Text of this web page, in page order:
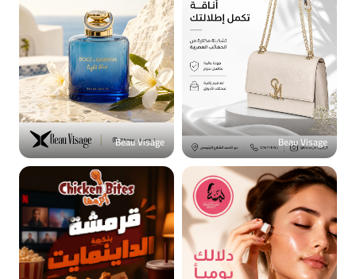
Beau Visage
Beau Visage